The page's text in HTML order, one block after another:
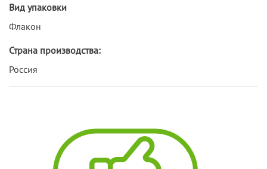
Вид упаковки
Флакон
Страна производства:
Россия